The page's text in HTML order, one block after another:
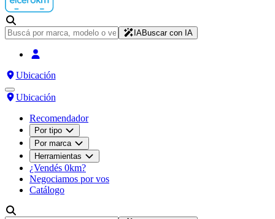
IABuscar con IA
Ubicación
Ubicación
Recomendador
Por tipo
Por marca
Herramientas
¿Vendés 0km?
Negociamos por vos
Catálogo